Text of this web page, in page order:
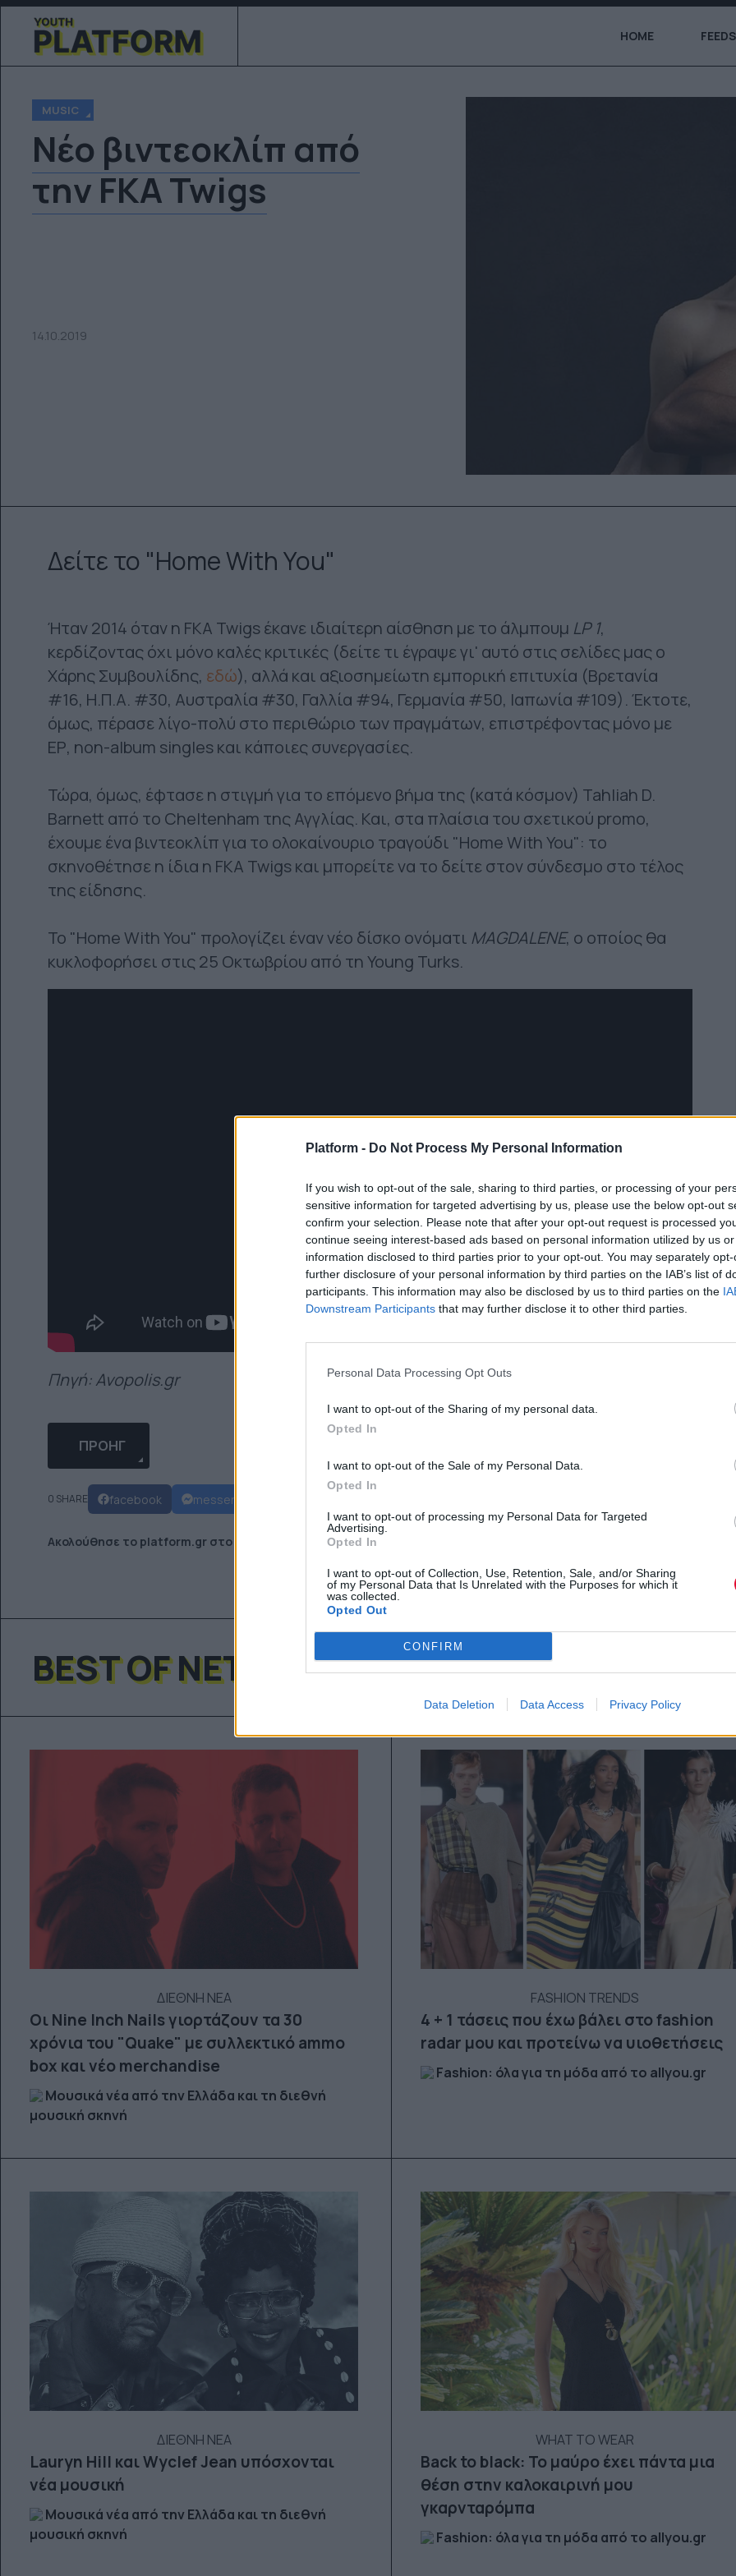
Platform - Do Not Process My Personal Information
If you wish to opt-out of the sale, sharing to third parties, or processing of your
sensitive information for targeted advertising by us, please use the below opt-out
confirm your selection. Please note that after your opt-out request is processed
continue seeing interest-based ads based on personal information utilized by us
information disclosed to third parties prior to your opt-out. You may separately
further disclosure of your personal information by third parties on the IAB’s list of
participants. This information may also be disclosed by us to third parties on the
Downstream Participants that may further disclose it to other third parties.
Personal Data Processing Opt Outs
I want to opt-out of the Sharing of my personal data.
Opted In
I want to opt-out of the Sale of my Personal Data.
Opted In
I want to opt-out of processing my Personal Data for Targeted
Advertising.
Opted In
I want to opt-out of Collection, Use, Retention, Sale, and/or Sharing
of my Personal Data that Is Unrelated with the Purposes for which it
was collected.
Opted Out
CONFIRM
Data Deletion Data Access Privacy Policy
HOME FEEDS
MUSIC
Νέο βιντεοκλίπ από
την FKA Twigs
14.10.2019
Δείτε το "Home With You"
Ήταν 2014 όταν η FKA Twigs έκανε ιδιαίτερη αίσθηση με το άλμπουμ LP 1,
κερδίζοντας όχι μόνο καλές κριτικές (δείτε τι έγραψε γι' αυτό στις σελίδες μας ο
Χάρης Συμβουλίδης, εδώ), αλλά και αξιοσημείωτη εμπορική επιτυχία (Βρετανία
#16, Η.Π.Α. #30, Αυστραλία #30, Γαλλία #94, Γερμανία #50, Ιαπωνία #109). Έκτοτε,
όμως, πέρασε λίγο-πολύ στο περιθώριο των πραγμάτων, επιστρέφοντας μόνο με
ΕΡ, non-album singles και κάποιες συνεργασίες.
Τώρα, όμως, έφτασε η στιγμή για το επόμενο βήμα της (κατά κόσμον) Tahliah D.
Barnett από το Cheltenham της Αγγλίας. Και, στα πλαίσια του σχετικού promo,
έχουμε ένα βιντεοκλίπ για το ολοκαίνουριο τραγούδι "Home With You": το
σκηνοθέτησε η ίδια η FKA Twigs και μπορείτε να το δείτε στον σύνδεσμο στο τέλος
της είδησης.
Το "Home With You" προλογίζει έναν νέο δίσκο ονόματι MAGDALENE, ο οποίος θα
κυκλοφορήσει στις 25 Οκτωβρίου από τη Young Turks.
Πηγή: Avopolis.gr
ΠΡΟΗΓΟΎΜΕΝΟ ΆΡΘΡΟ: BARONESS: ΚΆΘΕ ΜΑΣ ΔΊΣΚΟΣ ΕΊΝΑΙ ΣΥΜΒΌΛΑΙΟ, ΌΤΙ ΔΕΝ ΑΝΑΠΑΥΌΜΑΣΤΕ
ΠΡΟΗΓ ΕΠΌΜΕΝΟ ΆΡΘΡΟ:
0 SHARE facebook messenger
Ακολούθησε το platform.gr στο Google News και μάθε πρώτος όλα τα τελευταία trends
BEST OF NETWORK
ΔΙΕΘΝΗ ΝΕΑ
Οι Nine Inch Nails γιορτάζουν τα 30
χρόνια του "Quake" με συλλεκτικό ammo
box και νέο merchandise
Μουσικά νέα από την Ελλάδα και τη διεθνή
μουσική σκηνή
FASHION TRENDS
4 + 1 τάσεις που έχω βάλει στο fashion
radar μου και προτείνω να υιοθετήσεις
Fashion: όλα για τη μόδα από το allyou.gr
ΔΙΕΘΝΗ ΝΕΑ
Lauryn Hill και Wyclef Jean υπόσχονται
νέα μουσική
Μουσικά νέα από την Ελλάδα και τη διεθνή
μουσική σκηνή
WHAT TO WEAR
Back to black: Το μαύρο έχει πάντα μια
θέση στην καλοκαιρινή μου
γκαρνταρόμπα
Fashion: όλα για τη μόδα από το allyou.gr